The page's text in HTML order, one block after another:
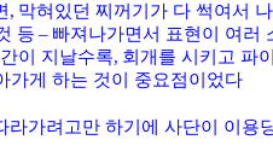
, 막혀있던 찌꺼기가 다 썩여서
등 – 빠져나가면서 표현이 여러
이 지날수록, 회개를 시키고 파
가게 하는 것이 중요점이었다
라가려고만 하기에 사단이 이용